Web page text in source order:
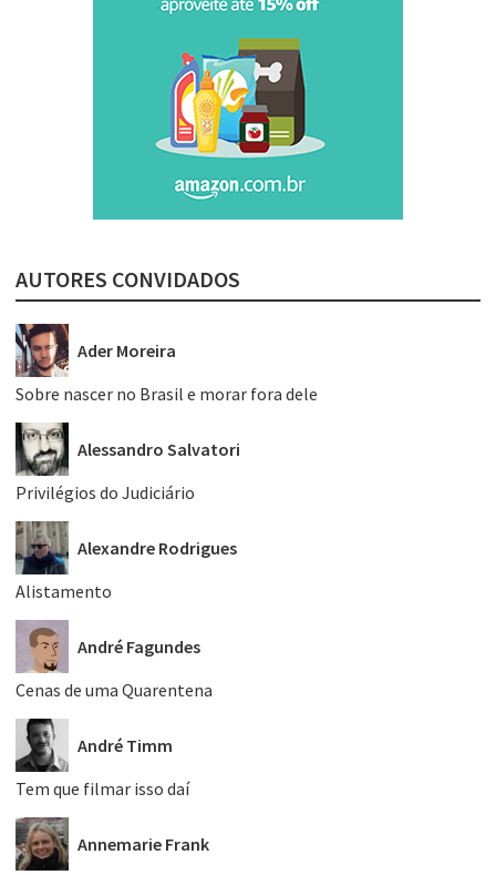
AUTORES CONVIDADOS
Ader Moreira
Sobre nascer no Brasil e morar fora dele
Alessandro Salvatori
Privilégios do Judiciário
Alexandre Rodrigues
Alistamento
André Fagundes
Cenas de uma Quarentena
André Timm
Tem que filmar isso daí
Annemarie Frank